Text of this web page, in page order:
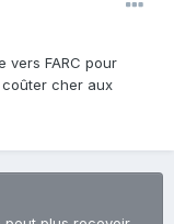
vers FARC pour
cher aux